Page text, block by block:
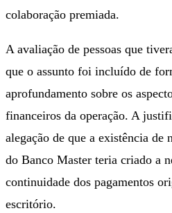
colaboração premiada.
A avaliação de pessoas que
que o assunto foi incluído de
aprofundamento sobre os
financeiros da operação. A
alegação de que a existência de
do Banco Master teria criado a
continuidade dos pagamentos
escritório.